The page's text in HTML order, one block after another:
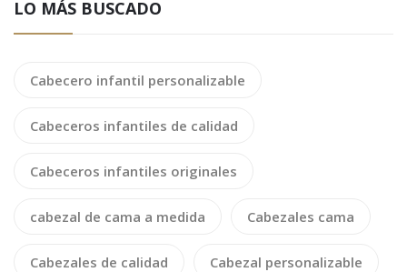
LO MÁS BUSCADO
Cabecero infantil personalizable
Cabeceros infantiles de calidad
Cabeceros infantiles originales
cabezal de cama a medida Cabezales cama
Cabezales de calidad Cabezal personalizable